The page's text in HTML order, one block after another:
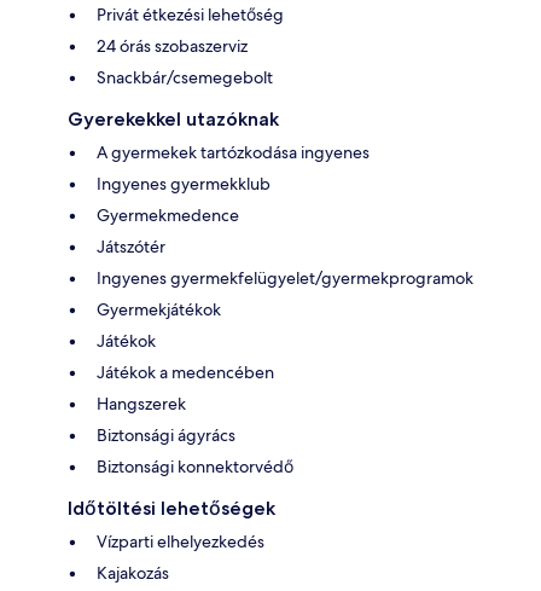
Privát étkezési lehetőség
24 órás szobaszerviz
Snackbár/csemegebolt
Gyerekekkel utazóknak
A gyermekek tartózkodása ingyenes
Ingyenes gyermekklub
Gyermekmedence
Játszótér
Ingyenes gyermekfelügyelet/gyermekprogramok
Gyermekjátékok
Játékok
Játékok a medencében
Hangszerek
Biztonsági ágyrács
Biztonsági konnektorvédő
Időtöltési lehetőségek
Vízparti elhelyezkedés
Kajakozás